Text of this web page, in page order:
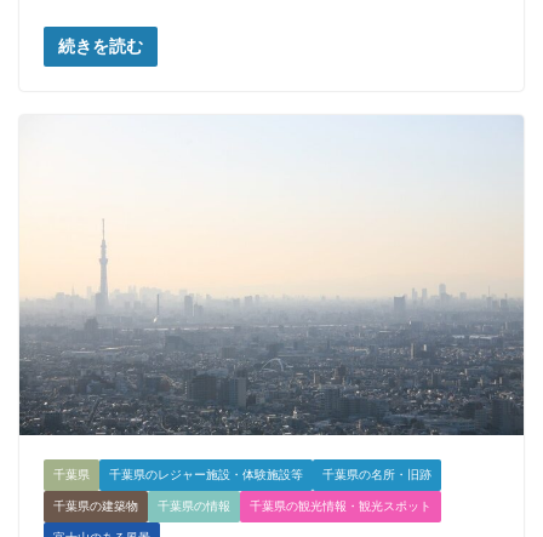
続きを読む
千葉県 千葉県のレジャー施設・体験施設等 千葉県の名所・旧跡
千葉県の建築物 千葉県の情報 千葉県の観光情報・観光スポット